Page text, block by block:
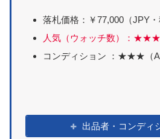
落札価格：￥77,000（JPY・
人気（ウォッチ数）：★★★
コンディション ：★★★（
出品者・コンディ